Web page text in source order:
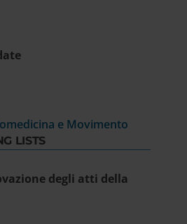
e Movimento
LISTS
degli atti della